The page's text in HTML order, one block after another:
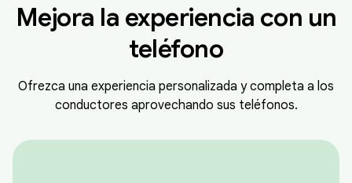
Mejora la experiencia con un
teléfono
Ofrezca una experiencia personalizada y completa a los
conductores aprovechando sus teléfonos.